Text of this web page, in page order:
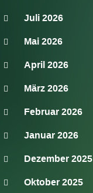
Juli 2026
Mai 2026
April 2026
März 2026
Februar 2026
Januar 2026
Dezember 2025
Oktober 2025